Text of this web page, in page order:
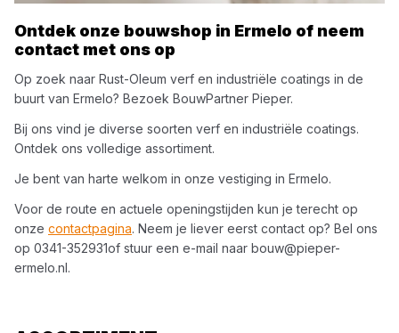
Ontdek onze bouwshop in Ermelo of neem
contact met ons op
Op zoek naar Rust-Oleum verf en industriële coatings in de
buurt van Ermelo? Bezoek BouwPartner Pieper.
Bij ons vind je diverse soorten verf en industriële coatings.
Ontdek ons volledige assortiment.
Je bent van harte welkom in onze vestiging in Ermelo.
Voor de route en actuele openingstijden kun je terecht op
onze contactpagina. Neem je liever eerst contact op? Bel ons
op 0341-352931of stuur een e-mail naar bouw@pieper-
ermelo.nl.